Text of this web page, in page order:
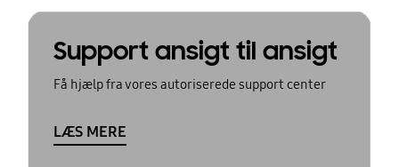
Support ansigt til ansigt
Få hjælp fra vores autoriserede support center
LÆS MERE